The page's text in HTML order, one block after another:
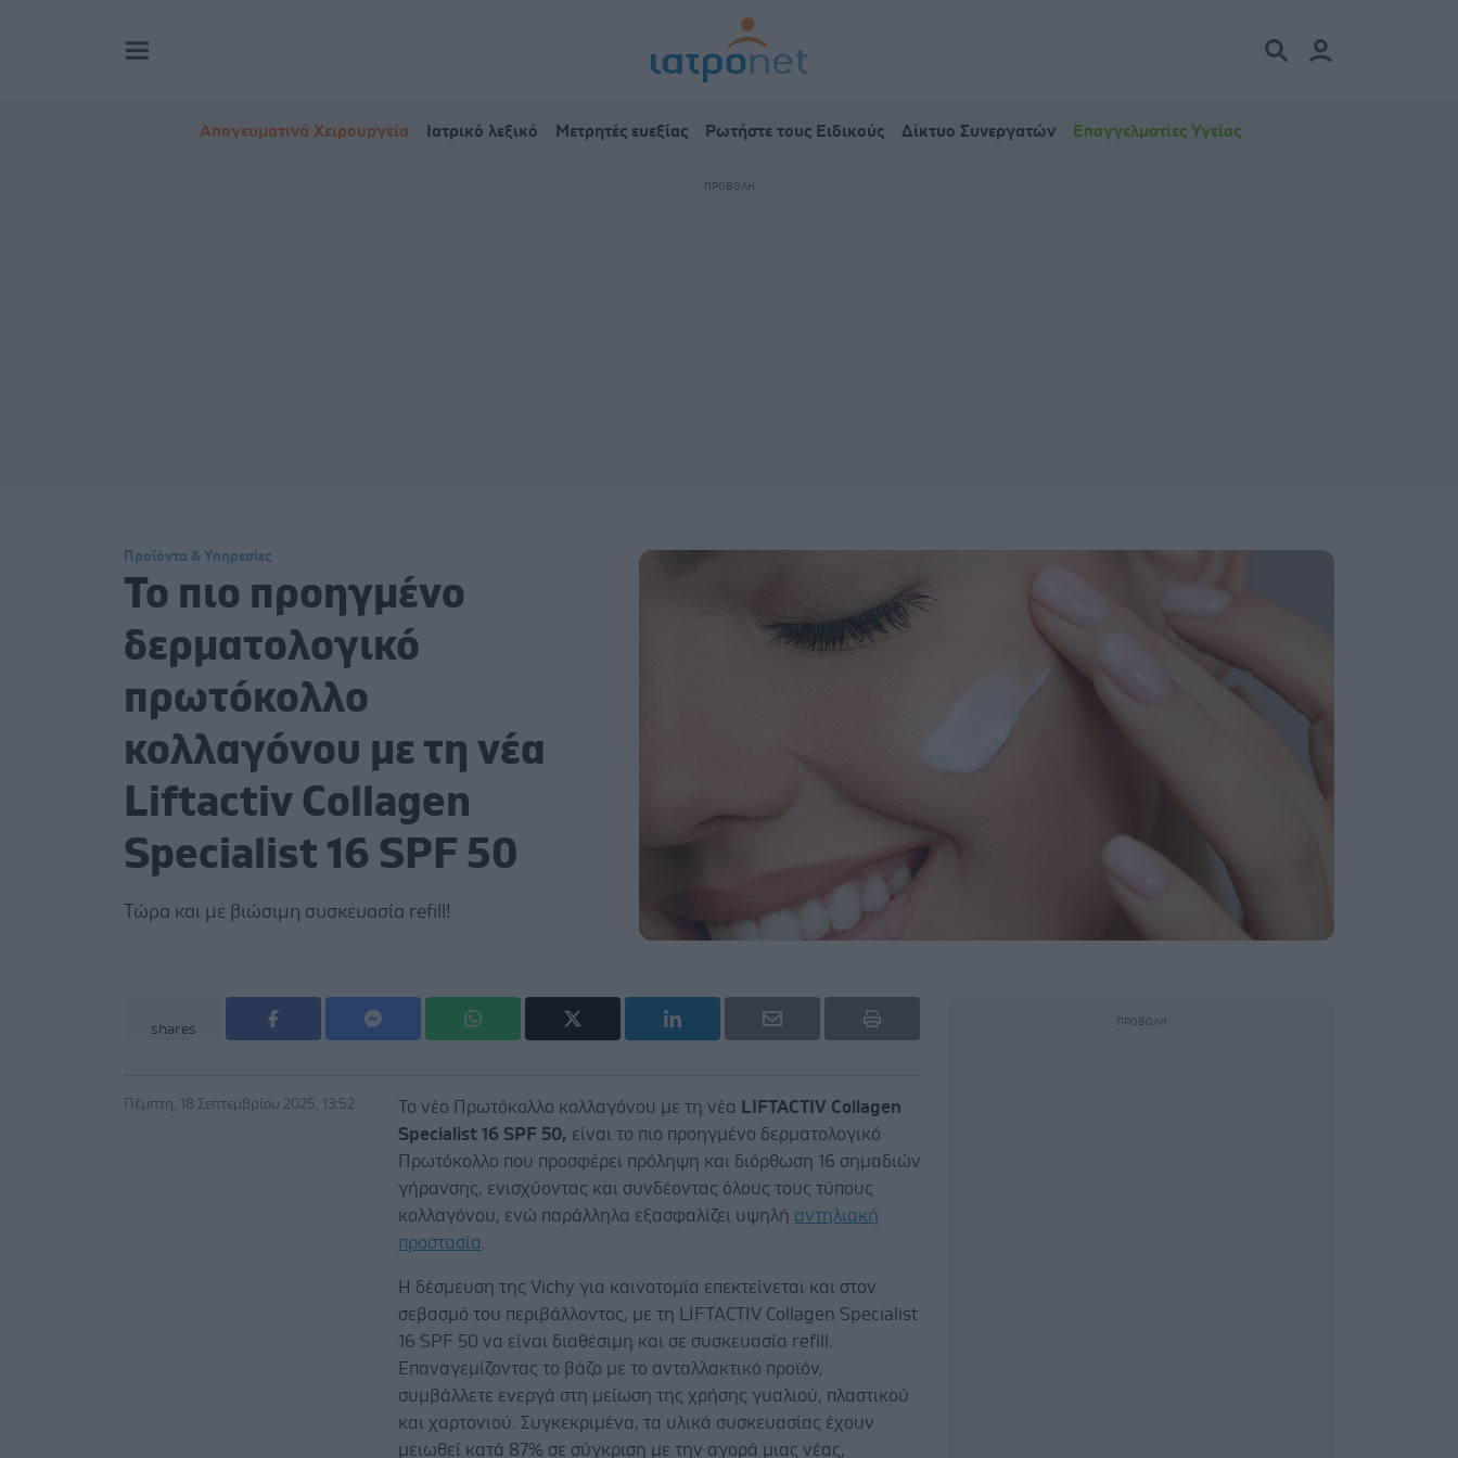
Απογευματινά Χειρουργεία Ιατρικό λεξικό Μετρητές ευεξίας Ρωτήστε τους Ειδικούς Δίκτυο Συνεργατών Επαγγελματίες Υγείας
Προϊόντα & Υπηρεσίες
Το πιο προηγμένο
δερματολογικό
πρωτόκολλο
κολλαγόνου με τη νέα
Liftactiv Collagen
Specialist 16 SPF 50
Τώρα και με βιώσιμη συσκευασία refill!
shares
Πέμπτη, 18 Σεπτεμβρίου 2025, 13:52 Το νέο Πρωτόκολλο κολλαγόνου με τη νέα LIFTACTIV Collagen
Specialist 16 SPF 50, είναι το πιο προηγμένο δερματολογικό
Πρωτόκολλο που προσφέρει πρόληψη και διόρθωση 16 σημαδιών
γήρανσης, ενισχύοντας και συνδέοντας όλους τους τύπους
κολλαγόνου, ενώ παράλληλα εξασφαλίζει υψηλή αντηλιακή
προστασία
Η δέσμευση της Vichy για καινοτομία επεκτείνεται και στον
σεβασμό του περιβάλλοντος, με τη LIFTACTIV Collagen Specialist
16 SPF 50 να είναι διαθέσιμη και σε συσκευασία refill.
Επαναγεμίζοντας το βάζο με το ανταλλακτικό προϊόν,
συμβάλλετε ενεργά στη μείωση της χρήσης γυαλιού, πλαστικού
και χαρτονιού. Συγκεκριμένα, τα υλικά συσκευασίας έχουν
μειωθεί κατά 87% σε σύγκριση με την αγορά μιας νέας,